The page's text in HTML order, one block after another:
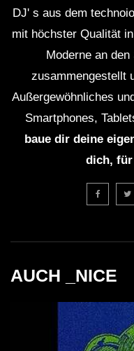
DJ' s aus dem
mit höchster Qualität
Moderne an
zusammengestellt
Außergewöhnliches
Smartphones,
baue dir deine
dich, für
AUCH _NICE